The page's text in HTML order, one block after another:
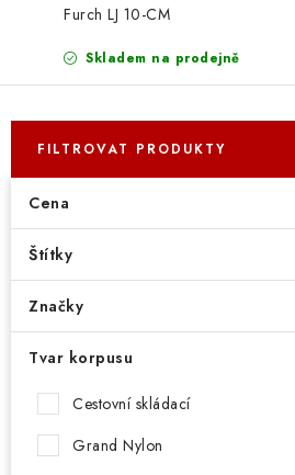
OBCHODNÍ PODMÍNKY
ZÁSADY ZPRACOVÁNÍ OSOBNÍCH
Furch LJ 10-CM
Skladem na prodejně
FILTROVAT PRODUKTY
Cena
Štítky
Značky
Tvar korpusu
Cestovní skládací
Grand Nylon